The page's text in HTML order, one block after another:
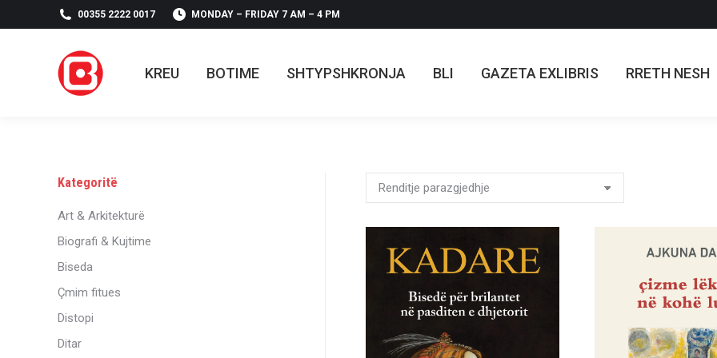
00355 2222 0017 MONDAY – FRIDAY 7 AM – 4 PM
KREU BOTIME SHTYPSHKRONJA BLI GAZETA EXLIBRIS RRETH NESH
Kategoritë
Art & Arkitekturë
Biografi & Kujtime
Biseda
Çmim fitues
Distopi
Ditar
KREU BOTIME SHTYPSHKRONJA BLI GAZETA EXLIBRIS RRETH NESH